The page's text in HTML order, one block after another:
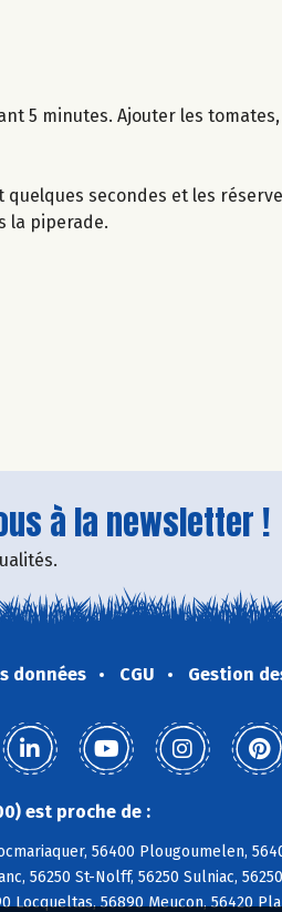
5 minutes. Ajouter les
secondes et les
la piperade.
à la newsletter !
données CGU Gestion
est proche de :
56400 Plougoumelen,
56250 St-Nolff, 56250 Sulniac,
Locqueltas, 56890 Meucon, 56420